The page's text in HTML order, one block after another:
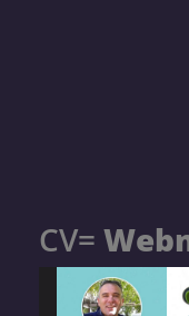
CV=